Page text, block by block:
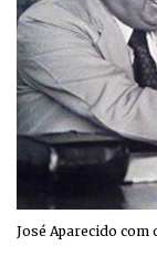
José Aparecido com